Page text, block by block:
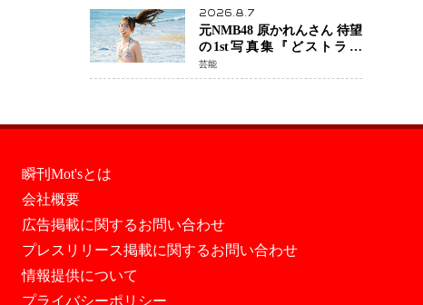
準備整う
2026.8.7
元NMB48 原かれんさん 待望
の1st写真集『どストライ
ク』発売決定 バリで魅せる
25歳の新境地
芸能
瞬刊Mot'sとは
会社概要
広告掲載に関するお問い合わせ
プレスリリース掲載に関するお問い合わせ
情報提供について
プライバシーポリシー